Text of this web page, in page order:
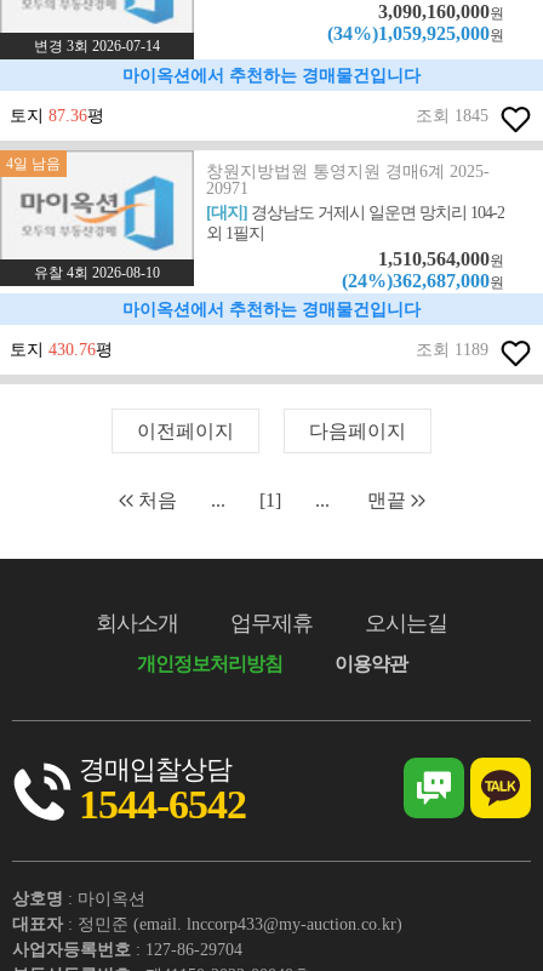
변경 3회 2026-07-14
3,090,160,000원
(34%)1,059,925,000원
마이옥션에서 추천하는 경매물건입니다
토지 87.36평 조회 1845
4일 남음
유찰 4회 2026-08-10
창원지방법원 통영지원 경매6계 2025-
20971
[대지] 경상남도 거제시 일운면 망치리 104-2
외 1필지
1,510,564,000원
(24%)362,687,000원
마이옥션에서 추천하는 경매물건입니다
토지 430.76평 조회 1189
이전페이지 다음페이지
처음 ... [1] ... 맨끝
회사소개 업무제휴 오시는길
개인정보처리방침 이용약관
경매입찰상담
1544-6542
상호명 : 마이옥션
대표자 : 정민준 (email. lnccorp433@my-auction.co.kr)
사업자등록번호 : 127-86-29704